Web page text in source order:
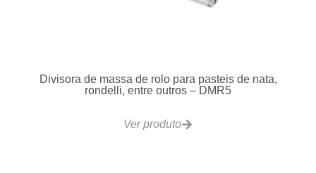
Divisora de massa de rolo para pasteis de nata,
rondelli, entre outros – DMR5
Ver produto